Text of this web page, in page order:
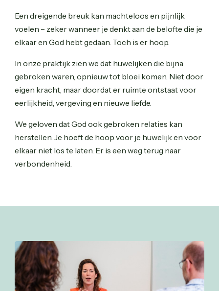
Een dreigende breuk kan machteloos en pijnlijk
voelen – zeker wanneer je denkt aan de belofte die je
elkaar en God hebt gedaan. Toch is er hoop.
In onze praktijk zien we dat huwelijken die bijna
gebroken waren, opnieuw tot bloei komen. Niet door
eigen kracht, maar doordat er ruimte ontstaat voor
eerlijkheid, vergeving en nieuwe liefde.
We geloven dat God ook gebroken relaties kan
herstellen. Je hoeft de hoop voor je huwelijk en voor
elkaar niet los te laten. Er is een weg terug naar
verbondenheid.